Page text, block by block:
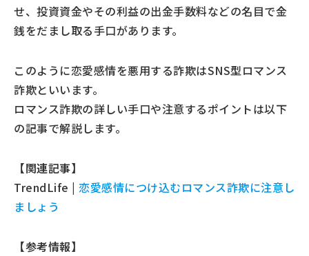
せ、投資資金やその利益の出金手数料などの名目で金
銭をだまし取る手口があります。
このように恋愛感情を悪用する詐欺はSNS型ロマンス
詐欺といいます。
ロマンス詐欺の詳しい手口や注意するポイントは以下
の記事で解説します。
【関連記事】
TrendLife | 恋愛感情につけ込むロマンス詐欺に注意し
ましょう
【参考情報】